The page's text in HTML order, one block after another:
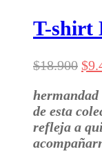
T-shirt
$18.900 El
era:
$
hermandad
de esta
refleja a